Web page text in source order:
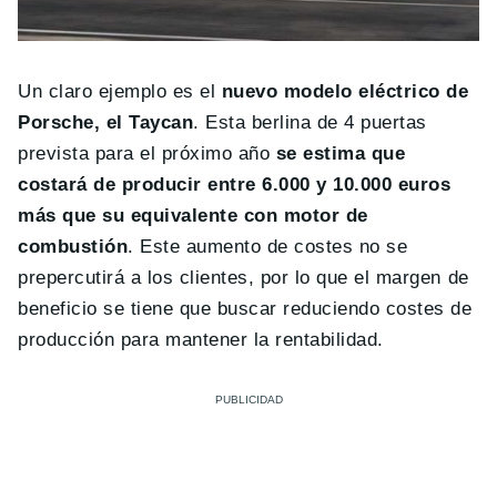
Un claro ejemplo es el nuevo modelo eléctrico de
Porsche, el Taycan. Esta berlina de 4 puertas
prevista para el próximo año se estima que
costará de producir entre 6.000 y 10.000 euros
más que su equivalente con motor de
combustión. Este aumento de costes no se
prepercutirá a los clientes, por lo que el margen de
beneficio se tiene que buscar reduciendo costes de
producción para mantener la rentabilidad.